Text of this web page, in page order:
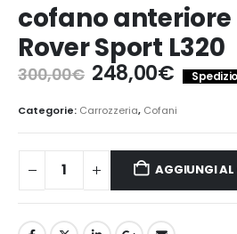
cofano anteriore
Rover Sport L320
300,00€ Il
prezzo
originale
era:
300,00€.
248,00€Il
attuale
è:
Categorie: Carrozzeria, Cofani
AGGIUNGI AL